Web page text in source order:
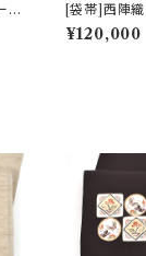
商
型
[袋帯]西陣
織物 謹製 唐
大唐松七宝
¥120,000